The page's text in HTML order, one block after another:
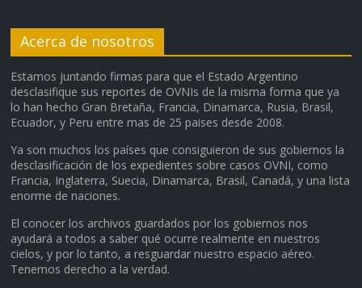
Acerca de nosotros
Estamos juntando firmas para que el Estado Argentino
desclasifique sus reportes de OVNIs de la misma forma que ya
lo han hecho Gran Bretaña, Francia, Dinamarca, Rusia, Brasil,
Ecuador, y Peru entre mas de 25 paises desde 2008.
Ya son muchos los países que consiguieron de sus gobiernos la
desclasificación de los expedientes sobre casos OVNI, como
Francia, Inglaterra, Suecia, Dinamarca, Brasil, Canadá, y una lista
enorme de naciones.
El conocer los archivos guardados por los gobiernos nos
ayudará a todos a saber qué ocurre realmente en nuestros
cielos, y por lo tanto, a resguardar nuestro espacio aéreo.
Tenemos derecho a la verdad.